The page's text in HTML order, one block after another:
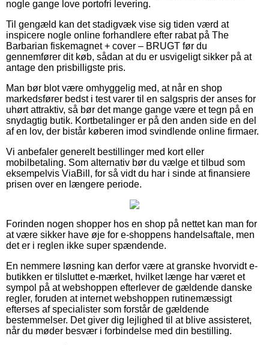
nogle gange love portofri levering.
Til gengæld kan det stadigvæk vise sig tiden værd at
inspicere nogle online forhandlere efter rabat på The
Barbarian fiskemagnet + cover – BRUGT før du
gennemfører dit køb, sådan at du er usvigeligt sikker på at
antage den prisbilligste pris.
Man bør blot være omhyggelig med, at når en shop
markedsfører bedst i test varer til en salgspris der anses for
uhørt attraktiv, så bør det mange gange være et tegn på en
snydagtig butik. Kortbetalinger er på den anden side en del
af en lov, der bistår køberen imod svindlende online firmaer.
Vi anbefaler generelt bestillinger med kort eller
mobilbetaling. Som alternativ bør du vælge et tilbud som
eksempelvis ViaBill, for så vidt du har i sinde at finansiere
prisen over en længere periode.
Forinden nogen shopper hos en shop på nettet kan man for
at være sikker have øje for e-shoppens handelsaftale, men
det er i reglen ikke super spændende.
En nemmere løsning kan derfor være at granske hvorvidt e-
butikken er tilsluttet e-mærket, hvilket længe har været et
sympol på at webshoppen efterlever de gældende danske
regler, foruden at internet webshoppen rutinemæssigt
efterses af specialister som forstår de gældende
bestemmelser. Det giver dig lejlighed til at blive assisteret,
når du møder besvær i forbindelse med din bestilling.